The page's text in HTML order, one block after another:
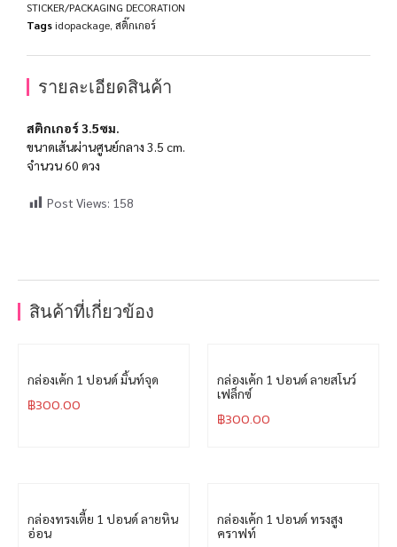
STICKER/PACKAGING DECORATION
Tags idopackage สติ๊กเกอร์
รายละเอียดสินค้า
สติกเกอร์ 3.5ซม.
ขนาดเส้นผ่านศูนย์กลาง 3.5 cm.
จำนวน 60 ดวง
Post Views: 158
สินค้าที่เกี่ยวข้อง
กล่องเค้ก 1 ปอนด์ มิ้นท์จุด
฿300.00
กล่องเค้ก 1 ปอนด์ ลายสโนว์
เฟล็กซ์
฿300.00
กล่องทรงเตี้ย 1 ปอนด์ ลายหิน
อ่อน
กล่องเค้ก 1 ปอนด์ ทรงสูง
คราฟท์